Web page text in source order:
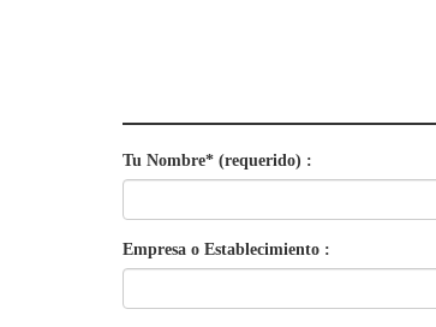
Tu Nombre* (requerido) :
Empresa o Establecimiento :